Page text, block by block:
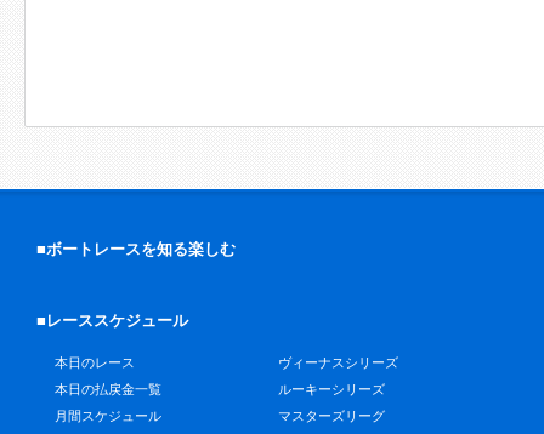
■ボートレースを知る楽しむ
■レーススケジュール
本日のレース
本日の払戻金一覧
月間スケジュール
ヴィーナスシリーズ
ルーキーシリーズ
マスターズリーグ